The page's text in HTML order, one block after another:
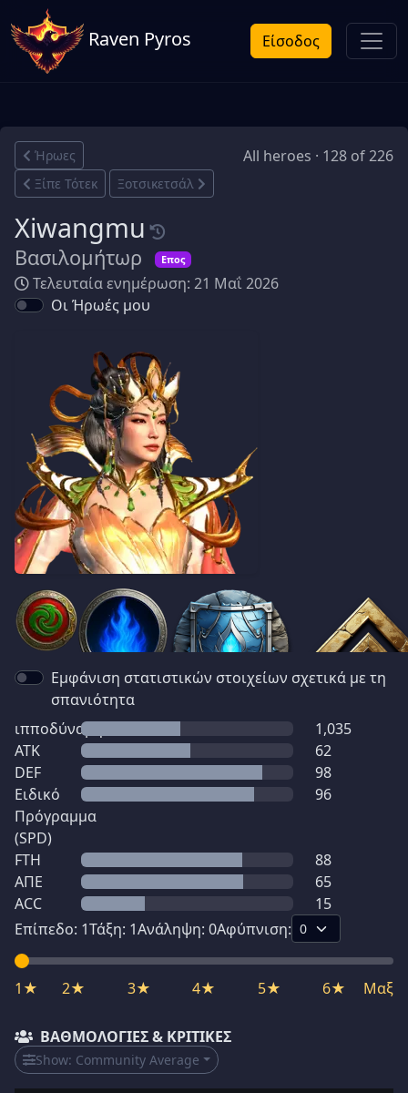
Raven Pyros Είσοδος
Ήρωες All heroes · 128 of 226
Ξίπε Τότεκ Ξοτσικετσάλ
Xiwangmu
Βασιλομήτωρ Επος
Τελευταία ενημέρωση: 21 Μαΐ 2026
Οι Ήρωές μου
Εμφάνιση στατιστικών στοιχείων σχετικά με τη
σπανιότητα
ιπποδύναμη
1,035
ATK
62
DEF
98
Ειδικό
Πρόγραμμα
(SPD)
96
FTH
88
ΑΠΕ
65
ACC
15
Επίπεδο: 1Τάξη: 1Ανάληψη: 0Αφύπνιση:
1★ 2★ 3★ 4★ 5★ 6★ Μαξ
ΒΑΘΜΟΛΟΓΊΕΣ & ΚΡΙΤΙΚΈΣ
Show: Community Average